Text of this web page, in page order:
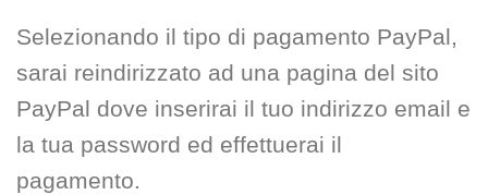
Selezionando il tipo di pagamento PayPal,
sarai reindirizzato ad una pagina del sito
PayPal dove inserirai il tuo indirizzo email e
la tua password ed effettuerai il
pagamento.